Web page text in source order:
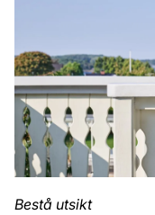
Bestå utsikt